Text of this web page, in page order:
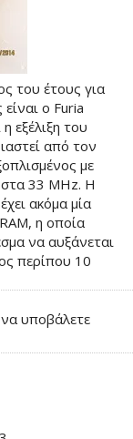
του έτους για
ο Furia
εξέλιξη του
από τον
με
33 MHz. Η
ακόμα μία
η οποία
να αυξάνεται
περίπου 10
να υποβάλετε